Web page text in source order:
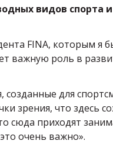
видов спорта
FINA, которым я
важную роль в
созданные для
зрения, что здесь
сюда приходят
очень важно».